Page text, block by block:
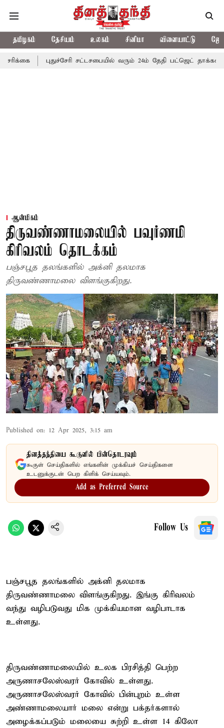
தமிழகம் தேசியம் உலகம் சினிமா விளையாட்டு
புதுச்சேரி சட்டசபையில் வரும் 24ம் தேதி பட்ஜெட் தாக்கல் செய்கிறார்
ஆன்மிகம்
திருவண்ணாமலையில் பவுர்ணமி
கிரிவலம் தொடக்கம்
பஞ்சபூத தலங்களில் அக்னி தலமாக
திருவண்ணாமலை விளங்குகிறது.
Published on: 12 Apr 2025, 3:15 am
தினத்தந்தியை கூகுளில் பின்தொடரவும்
கூகுள் செய்திகளில் எங்களின் முக்கியச் செய்திகளை
உடனுக்குடன் பெற கிளிக் செய்யவும்.
Add as Preferred Source
Follow Us
பஞ்சபூத தலங்களில் அக்னி தலமாக
திருவண்ணாமலை விளங்குகிறது. இங்கு கிரிவலம்
வந்து வழிபடுவது மிக முக்கியமான வழிபாடாக
உள்ளது.
திருவண்ணாமலையில் உலக பிரசித்தி பெற்ற
அருணாசலேஸ்வரர் கோவில் உள்ளது.
அருணாசலேஸ்வரர் கோவில் பின்புறம் உள்ள
அண்ணாமலையார் மலை என்று பக்தர்களால்
அழைக்கப்படும் மலையை சுற்றி உள்ள 14 கிலோ